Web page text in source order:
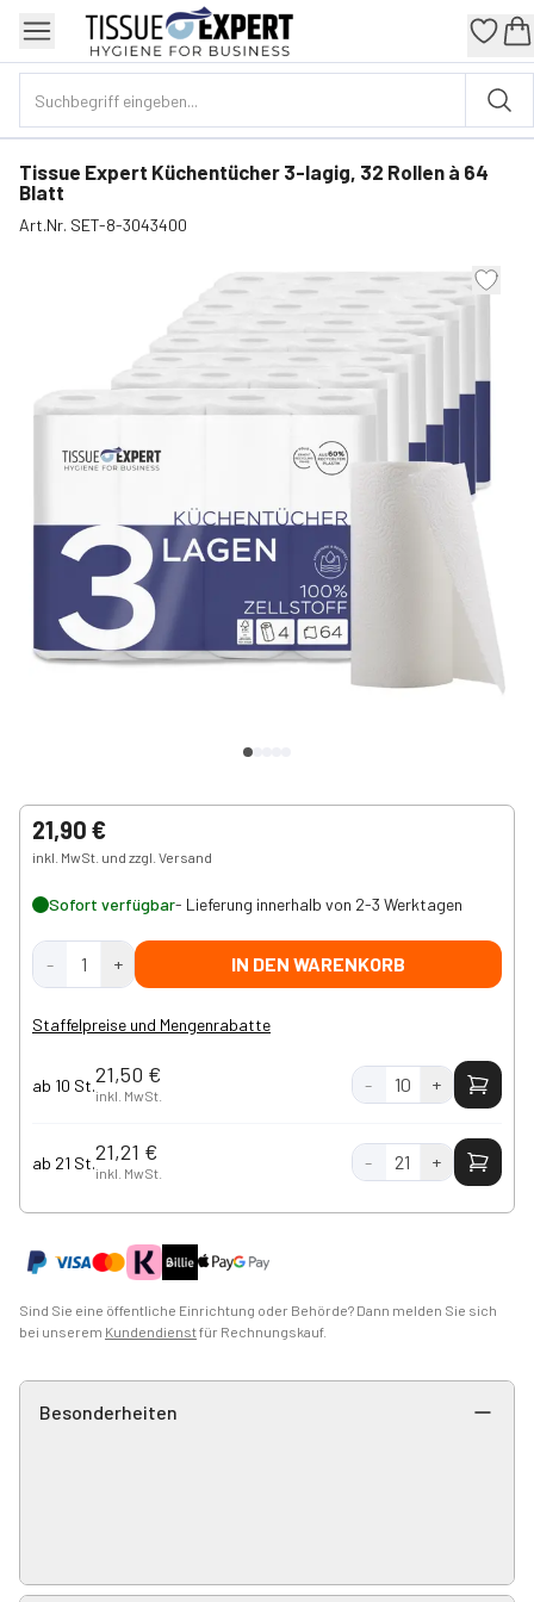
Tissue Expert Küchentücher 3-lagig, 32 Rollen à 64
Blatt
Art.Nr. SET-8-3043400
21,90 €
inkl. MwSt. und zzgl. Versand
Sofort verfügbar- Lieferung innerhalb von 2-3 Werktagen
- 1 + IN DEN WARENKORB
Staffelpreise und Mengenrabatte
ab 10 St.21,50 €
inkl. MwSt. - 10 +
ab 21 St.21,21 €
inkl. MwSt. - 21 +
Sind Sie eine öffentliche Einrichtung oder Behörde? Dann melden Sie sich
bei unserem Kundendienstfür Rechnungskauf.
Besonderheiten